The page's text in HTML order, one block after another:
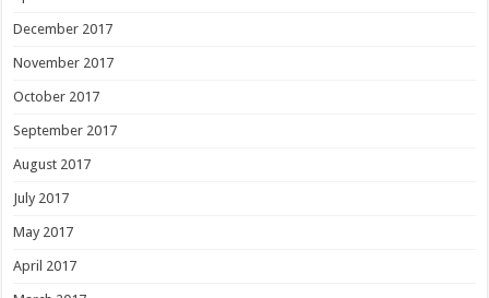
December 2017
November 2017
October 2017
September 2017
August 2017
July 2017
May 2017
April 2017